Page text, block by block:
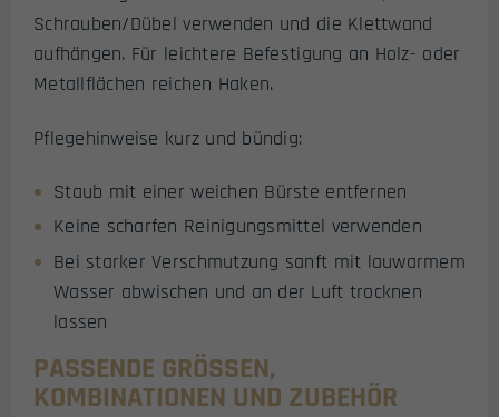
Schrauben/Dübel verwenden und die Klettwand
aufhängen. Für leichtere Befestigung an Holz- oder
Metallflächen reichen Haken.
Pflegehinweise kurz und bündig:
Staub mit einer weichen Bürste entfernen
Keine scharfen Reinigungsmittel verwenden
Bei starker Verschmutzung sanft mit lauwarmem
Wasser abwischen und an der Luft trocknen
lassen
PASSENDE GRÖSSEN, K
OMBINATIONEN UND ZUBEHÖR